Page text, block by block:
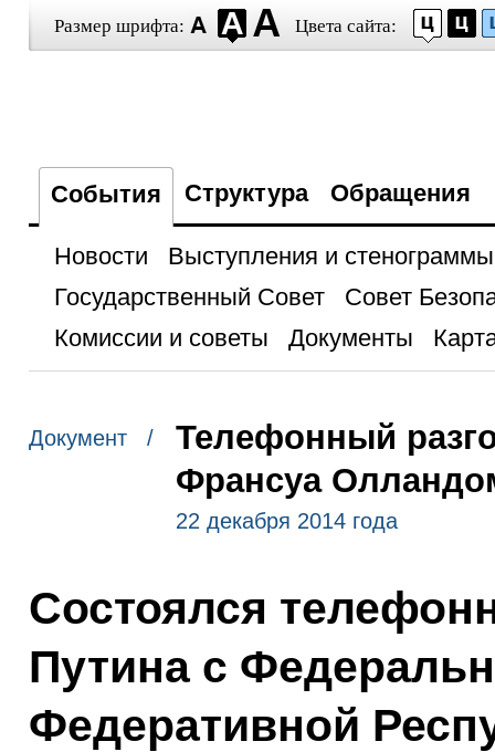
Размер шрифта: Цвета сайта:
События Структура Обращения
Новости
Выступления и стенограммы
Государственный Совет
Совет
Комиссии и советы
Документы
Документ /
Телефонный
Франсуа
22 декабря 2014 года
Состоялся
Путина с
Федеративной